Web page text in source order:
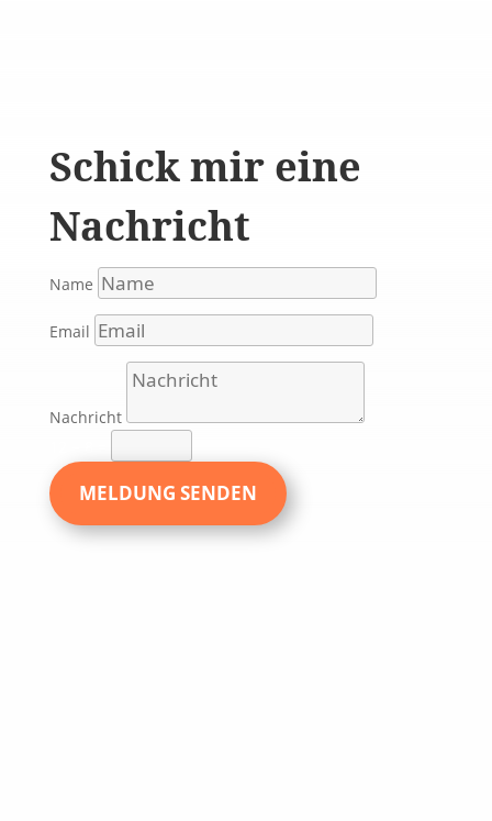
Schick mir eine
Nachricht
Name
Email
Nachricht
MELDUNG SENDEN